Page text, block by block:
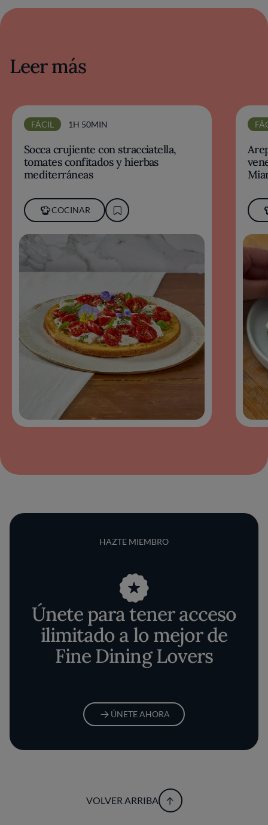
Leer más
FÁCIL 1H 50MIN
Socca crujiente con stracciatella,
tomates confitados y hierbas
mediterráneas
COCINAR
HAZTE MIEMBRO
Únete para tener acceso
ilimitado a lo mejor de
Fine Dining Lovers
ÚNETE AHORA
VOLVER ARRIBA